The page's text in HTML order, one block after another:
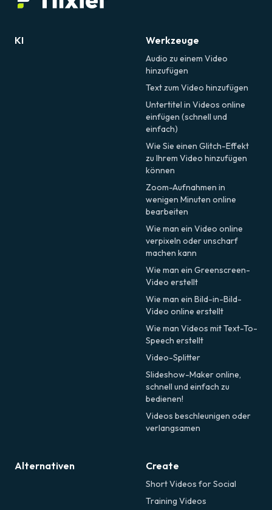
KI Werkzeuge
Audio zu einem Video
hinzufügen
Text zum Video hinzufügen
Untertitel in Videos online
einfügen (schnell und
einfach)
Wie Sie einen Glitch-Effekt
zu Ihrem Video hinzufügen
können
Zoom-Aufnahmen in
wenigen Minuten online
bearbeiten
Wie man ein Video online
verpixeln oder unscharf
machen kann
Wie man ein Greenscreen-
Video erstellt
Wie man ein Bild-in-Bild-
Video online erstellt
Wie man Videos mit Text-To-
Speech erstellt
Video-Splitter
Slideshow-Maker online,
schnell und einfach zu
bedienen!
Videos beschleunigen oder
verlangsamen
Alternativen Create
Short Videos for Social
Training Videos